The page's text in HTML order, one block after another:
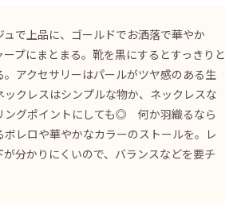
で上品に、ゴールドでお洒落で華やか
プにまとまる。靴を黒にするとすっきりと
。アクセサリーはパールがツヤ感のある生
クレスはシンプルな物か、ネックレスな
ングポイントにしても◎ 何か羽織るなら
ボレロや華やかなカラーのストールを。レ
分かりにくいので、バランスなどを要チ